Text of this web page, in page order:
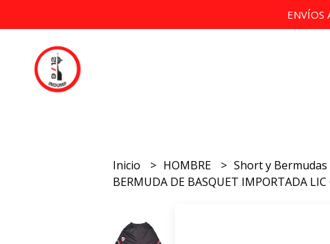
ENVÍOS
Inicio HOMBRE
Short y Bermudas
BERMUDA DE BASQUET IMPORTADA LIC